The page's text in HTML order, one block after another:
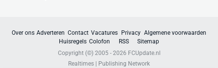
Over ons Adverteren Contact Vacatures Privacy Algemene voorwaarden
Huisregels Colofon RSS
Sitemap
Copyright (©) 2005 - 2026 FCUpdate.nl
Realtimes | Publishing Network